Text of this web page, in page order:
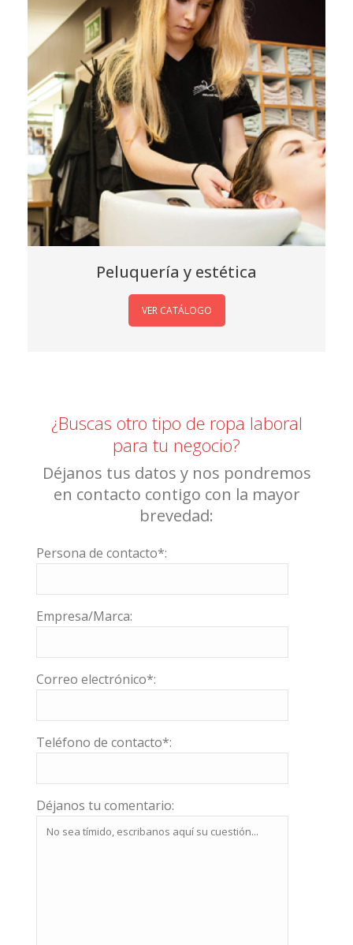
Peluquería y estética
VER CATÁLOGO
¿Buscas otro tipo de ropa laboral
para tu negocio?
Déjanos tus datos y nos pondremos
en contacto contigo con la mayor
brevedad:
Persona de contacto*:
Empresa/Marca:
Correo electrónico*:
Teléfono de contacto*:
Déjanos tu comentario: